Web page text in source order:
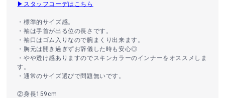
▶スタッフコーデはこちら
・標準的サイズ感。
・袖は手首が出る位の長さです。
・袖口はゴム入りなので腕まくり出来ます。
・胸元は開き過ぎずお辞儀した時も安心◎
・やや透け感ありますのでスキンカラーのインナーをオススメしま
す。
・通常のサイズ選びで問題無いです。
②身長159cm